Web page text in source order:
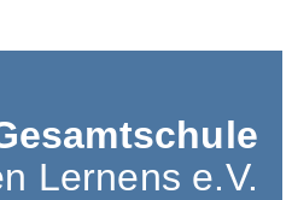
Lernens e.V.